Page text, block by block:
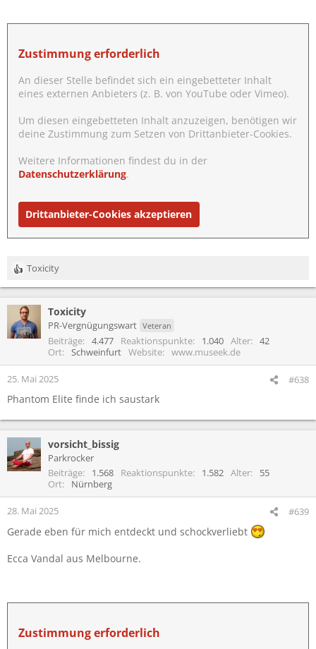
Zustimmung erforderlich
An dieser Stelle befindet sich ein eingebetteter Inhalt
eines externen Anbieters (z. B. von YouTube oder Vimeo).
Um diesen eingebetteten Inhalt anzuzeigen, benötigen wir
deine Zustimmung zum Setzen von Drittanbieter-Cookies.
Weitere Informationen findest du in der
Datenschutzerklärung.
Drittanbieter-Cookies akzeptieren
R
e
t
i
n
e
:
Toxicity
Toxicity
PR-Vergnügungswart Veteran
Beiträge 4.477 Reaktionspunkte 1.040 Alter
42
Ort
Schweinfurt Website www.museek.de
25. Mai 2025 #638
Phantom Elite finde ich saustark
vorsicht_bissig
Parkrocker
Beiträge
1.568 Reaktionspunkte 1.582 Alter
55
Ort
Nürnberg
28. Mai 2025 #639
Gerade eben für mich entdeckt und schockverliebt
Ecca Vandal aus Melbourne.
Zustimmung erforderlich